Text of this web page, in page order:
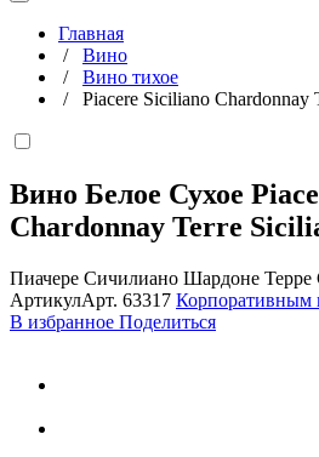
Главная
/ Вино
/ Вино тихое
/ Piacere Siciliano Chardonnay
Вино Белое Сухое
Chardonnay Terre
Пиачере Сичилиано Шардоне Терре
АртикулАрт. 63317 Корпоративным
В избранное Поделиться